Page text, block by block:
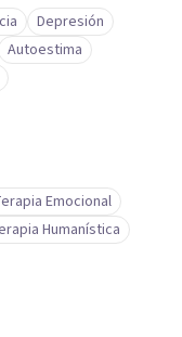
Depresión
Autoestima
Emocional
Humanística